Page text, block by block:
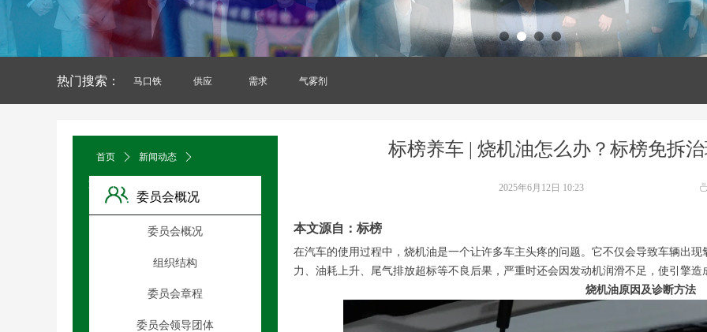
热门搜索： 马口铁 供应 需求 气雾剂
标榜养车 | 烧机油怎么办？标榜免拆
本文源自：标榜
在汽车的使用过程中，烧机油是一个让许多车主头疼的问题。它不仅会导致车辆出
力、油耗上升、尾气排放超标等不良后果，严重时还会因发动机润滑不足，使引擎
烧机油原因及诊断方法
2025年6月12日 10:23
首页 ꄲ 新闻动态 ꄲ
文章详情页
委员会概况
委员会概况
组织结构
委员会章程
委员会领导团体